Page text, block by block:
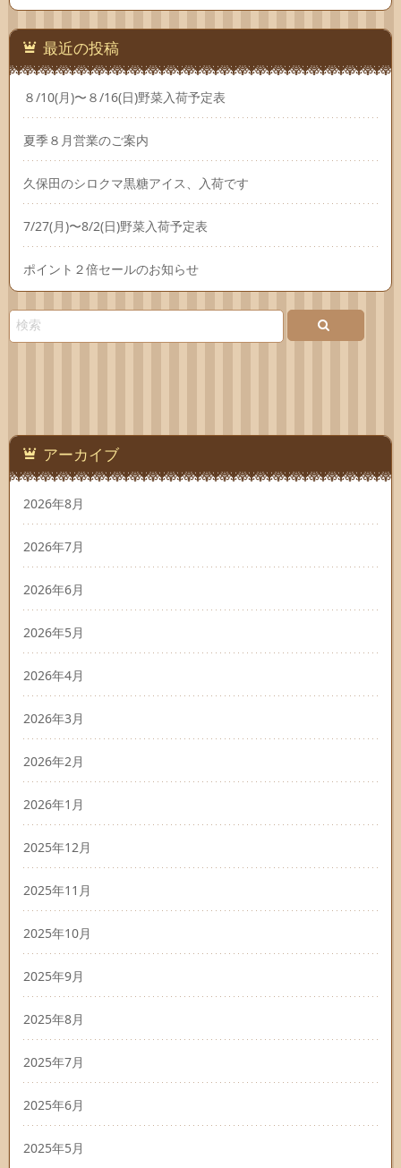
最近の投稿
８/10(月)〜８/16(日)野菜入荷予定表
夏季８月営業のご案内
久保田のシロクマ黒糖アイス、入荷です
7/27(月)〜8/2(日)野菜入荷予定表
ポイント２倍セールのお知らせ
アーカイブ
2026年8月
2026年7月
2026年6月
2026年5月
2026年4月
2026年3月
2026年2月
2026年1月
2025年12月
2025年11月
2025年10月
2025年9月
2025年8月
2025年7月
2025年6月
2025年5月